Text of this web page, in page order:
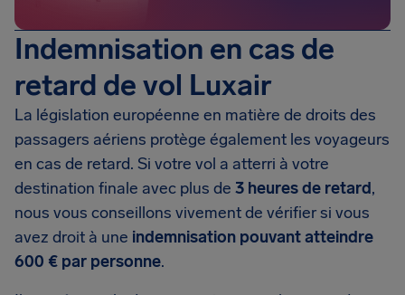
Indemnisation en cas de
retard de vol Luxair
La législation européenne en matière de droits des
passagers aériens protège également les voyageurs
en cas de retard. Si votre vol a atterri à votre
destination finale avec plus de 3 heures de retard,
nous vous conseillons vivement de vérifier si vous
avez droit à une indemnisation pouvant atteindre
600 € par personne.